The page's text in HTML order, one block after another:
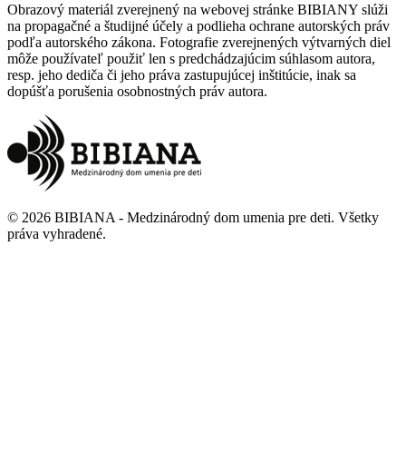
Obrazový materiál zverejnený na webovej stránke BIBIANY slúži
na propagačné a študijné účely a podlieha ochrane autorských práv
podľa autorského zákona. Fotografie zverejnených výtvarných diel
môže používateľ použiť len s predchádzajúcim súhlasom autora,
resp. jeho dediča či jeho práva zastupujúcej inštitúcie, inak sa
dopúšťa porušenia osobnostných práv autora.
© 2026 BIBIANA - Medzinárodný dom umenia pre deti. Všetky
práva vyhradené.